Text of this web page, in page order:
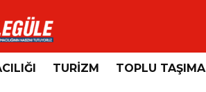
TURİZM TOPLU TAŞIMA